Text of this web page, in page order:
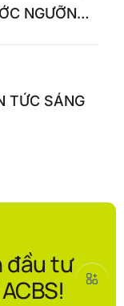
NGƯỠNG
TỨC SÁNG
đầu tư